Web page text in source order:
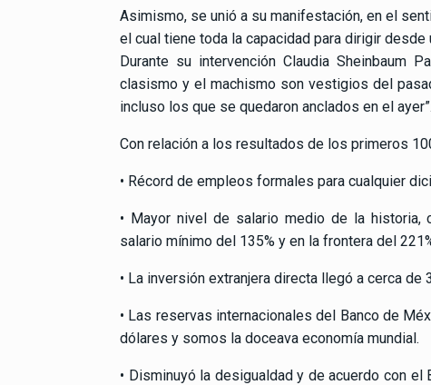
Asimismo, se unió a su manifestación, en el
el cual tiene toda la capacidad para dirigir desde
Durante su intervención Claudia Sheinbaum
clasismo y el machismo son vestigios del
incluso los que se quedaron anclados en el ayer”.
Con relación a los resultados de los primeros
• Récord de empleos formales para cualquier
• Mayor nivel de salario medio de la historia,
salario mínimo del 135% y en la frontera del
• La inversión extranjera directa llegó a cerca
• Las reservas internacionales del Banco de
dólares y somos la doceava economía mundial.
• Disminuyó la desigualdad y de acuerdo con